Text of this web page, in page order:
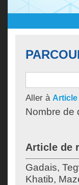
Aller à
Nombre de
Article de
Gadais,
Khatib,